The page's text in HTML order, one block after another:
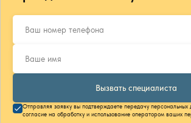
Вызвать специалиста
Отправляя заявку вы подтверждаете передачу персональных
согласие на обработку и использование оператором ваших